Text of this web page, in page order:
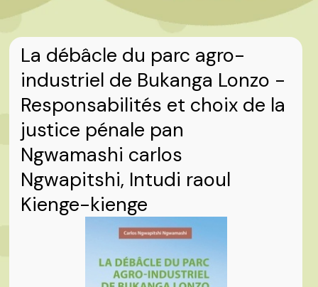
La débâcle du parc agro-
industriel de Bukanga Lonzo -
Responsabilités et choix de la
justice pénale pan
Ngwamashi carlos
Ngwapitshi, Intudi raoul
Kienge-kienge